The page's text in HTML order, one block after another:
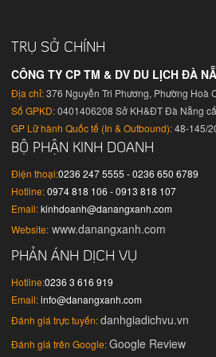
TRỤ SỞ CHÍNH
CÔNG TY CP TM & DV DU LỊCH ĐÀ
Địa chỉ:376 Nguyễn Tri Phương, Phường Hoà
Số GPKD:0401406208 Sở KH&ĐT Đà Nẵng
GP Lữ hành Quốc tế (In & Outbound):48-145/
BỘ PHẬN KINH DOANH
Điện thoại:0236 247 5555 - 0236 650 6789
Hotline: 0974 818 106 - 0913 818 107
Email: kinhdoanh@danangxanh.com
Website: www.danangxanh.com
PHẢN ÁNH DỊCH VỤ
Hotline:0236 3 616 919
Email: info@danangxanh.com
Đánh giá trực tuyến:danhgiadichvu.vn
Đánh giá trên Google: Google Review